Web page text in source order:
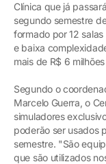
Clínica que já
segundo semestre
formado por 12
e baixa
mais de R$ 6
Segundo o
Marcelo Guerra, o
simuladores
poderão ser usados
semestre. "São
que são utilizados